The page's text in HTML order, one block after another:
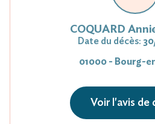
COQUARD
Date du décès:
01000 - Bourg-
Voir l'avis de